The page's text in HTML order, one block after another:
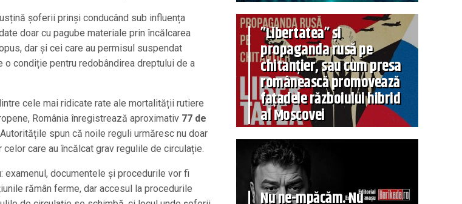
șoferii prinși conducând sub influența
doar cu pagube materiale prin încălcarea
dar și cei care au permisul suspendat
condiție pentru redobândirea dreptului de a
cele mai ridicate rate ale mortalității rutiere
România înregistrează aproximativ 77 de
spun că noile reguli urmăresc nu doar
care au încălcat grav regulile de circulație.
documentele și procedurile vor fi
rămân ferme, dar accesul la procedurile
”Libertatea” și
propaganda rusă pe
chitanțier, sau cum presa
românească promovează
fațadele războiului hibrid
al Moscovei
Nu ne-mpăcăm. Nu